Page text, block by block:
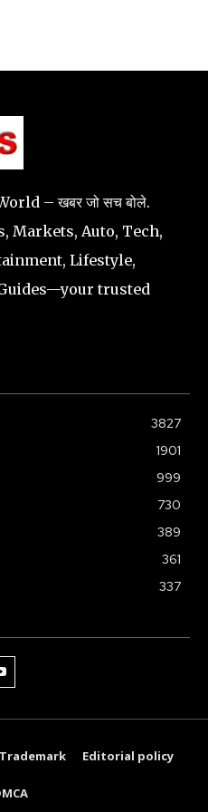
– खबर जो सच बोले.
Markets, Auto, Tech,
Lifestyle,
trusted
3827
1901
999
730
389
361
337
Trademark Editorial policy